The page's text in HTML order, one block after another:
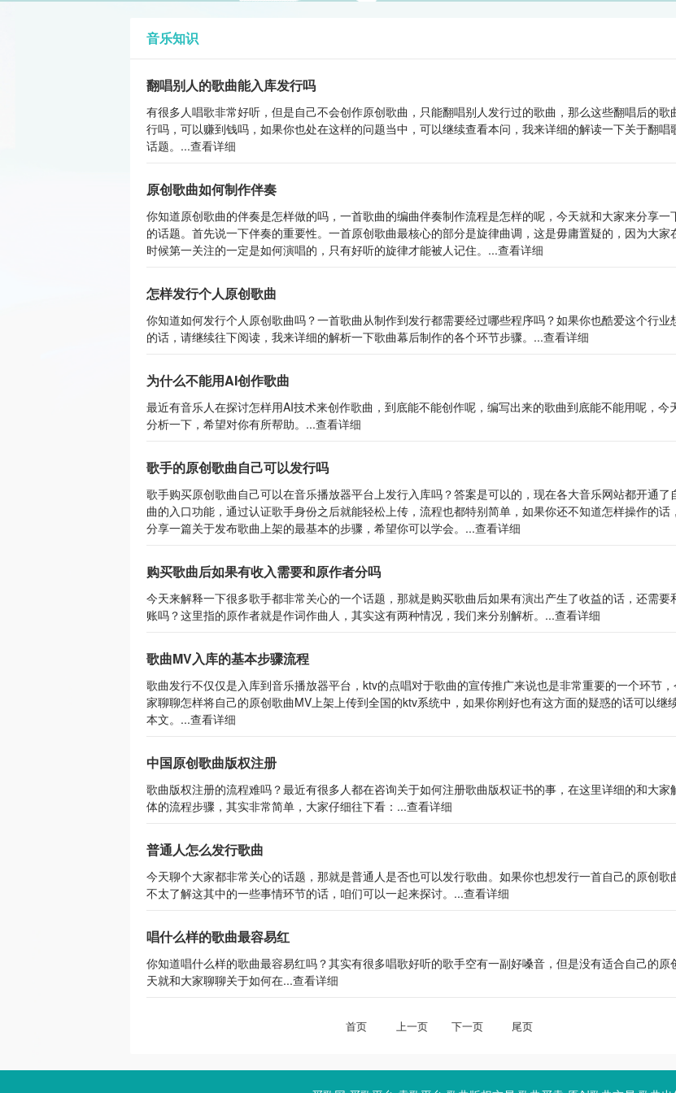
音乐知识
翻唱别人的歌曲能入库发行吗
有很多人唱歌非常好听，但是自己不会创作原创歌曲，只能翻唱别人发行过的歌曲，那么这些翻唱后的歌
行吗，可以赚到钱吗，如果你也处在这样的问题当中，可以继续查看本问，我来详细的解读一下关于翻唱
话题。...查看详细
原创歌曲如何制作伴奏
你知道原创歌曲的伴奏是怎样做的吗，一首歌曲的编曲伴奏制作流程是怎样的呢，今天就和大家来分享一
的话题。首先说一下伴奏的重要性。一首原创歌曲最核心的部分是旋律曲调，这是毋庸置疑的，因为大家
时候第一关注的一定是如何演唱的，只有好听的旋律才能被人记住。...查看详细
怎样发行个人原创歌曲
你知道如何发行个人原创歌曲吗？一首歌曲从制作到发行都需要经过哪些程序吗？如果你也酷爱这个行业
的话，请继续往下阅读，我来详细的解析一下歌曲幕后制作的各个环节步骤。...查看详细
为什么不能用AI创作歌曲
最近有音乐人在探讨怎样用AI技术来创作歌曲，到底能不能创作呢，编写出来的歌曲到底能不能用呢，今
分析一下，希望对你有所帮助。...查看详细
歌手的原创歌曲自己可以发行吗
歌手购买原创歌曲自己可以在音乐播放器平台上发行入库吗？答案是可以的，现在各大音乐网站都开通了
曲的入口功能，通过认证歌手身份之后就能轻松上传，流程也都特别简单，如果你还不知道怎样操作的话
分享一篇关于发布歌曲上架的最基本的步骤，希望你可以学会。...查看详细
购买歌曲后如果有收入需要和原作者分吗
今天来解释一下很多歌手都非常关心的一个话题，那就是购买歌曲后如果有演出产生了收益的话，还需要
账吗？这里指的原作者就是作词作曲人，其实这有两种情况，我们来分别解析。...查看详细
歌曲MV入库的基本步骤流程
歌曲发行不仅仅是入库到音乐播放器平台，ktv的点唱对于歌曲的宣传推广来说也是非常重要的一个环节
家聊聊怎样将自己的原创歌曲MV上架上传到全国的ktv系统中，如果你刚好也有这方面的疑惑的话可以继
本文。...查看详细
中国原创歌曲版权注册
歌曲版权注册的流程难吗？最近有很多人都在咨询关于如何注册歌曲版权证书的事，在这里详细的和大家
体的流程步骤，其实非常简单，大家仔细往下看：...查看详细
普通人怎么发行歌曲
今天聊个大家都非常关心的话题，那就是普通人是否也可以发行歌曲。如果你也想发行一首自己的原创歌
不太了解这其中的一些事情环节的话，咱们可以一起来探讨。...查看详细
唱什么样的歌曲最容易红
你知道唱什么样的歌曲最容易红吗？其实有很多唱歌好听的歌手空有一副好嗓音，但是没有适合自己的原
天就和大家聊聊关于如何在...查看详细
首页 上一页 下一页 尾页